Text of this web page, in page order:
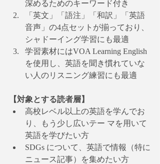
深めるためのキーワード付き
「英文」「語注」「和訳」「英語
音声」の4点セットが揃っており、
シャドーイング学習にも最適
学習素材にはVOA Learning English
を使用し、英語を聞き慣れていな
い人のリスニング練習にも最適
【対象とする読者層】
高校レベル以上の英語を学んでお
り、もう少し広いテー マを用いて
英語を学びたい方
SDGs について、英語で情報（特に
ニュース記事）を集めたい方